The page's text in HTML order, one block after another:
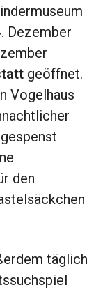
Dezember
geöffnet.
Vogelhaus
den
täglich